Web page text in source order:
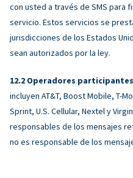
con usted a través de SMS para
servicio. Estos servicios se
jurisdicciones de los Estados
sean autorizados por la ley.
Operadores
incluyen AT&T, Boost Mobile, T-
Sprint, U.S. Cellular, Nextel y
responsables de los mensajes
no es responsable de los